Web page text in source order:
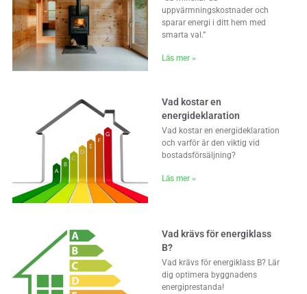
uppvärmningskostnader och
sparar energi i ditt hem med
smarta val.”
Läs mer »
Vad kostar en
energideklaration
Vad kostar en energideklaration
och varför är den viktig vid
bostadsförsäljning?
Läs mer »
Vad krävs för energiklass
B?
Vad krävs för energiklass B? Lär
dig optimera byggnadens
energiprestanda!